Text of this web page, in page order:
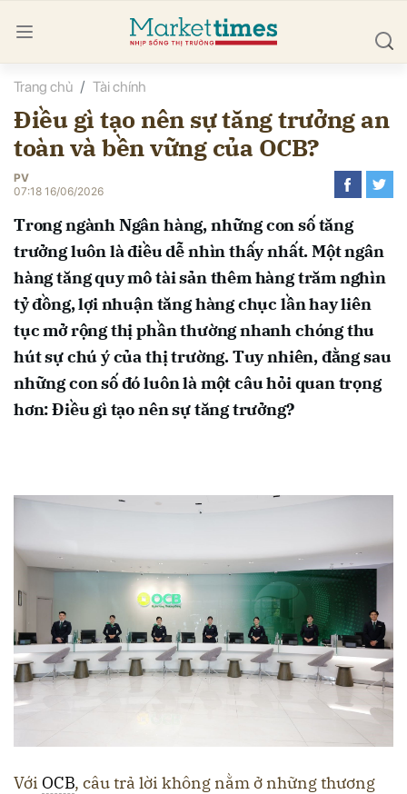
Trang chủ Tài chính
Điều gì tạo nên sự tăng trưởng an
toàn và bền vững của OCB?
PV
07:18 16/06/2026
Trong ngành Ngân hàng, những con số tăng
trưởng luôn là điều dễ nhìn thấy nhất. Một ngân
hàng tăng quy mô tài sản thêm hàng trăm nghìn
tỷ đồng, lợi nhuận tăng hàng chục lần hay liên
tục mở rộng thị phần thường nhanh chóng thu
hút sự chú ý của thị trường. Tuy nhiên, đằng sau
những con số đó luôn là một câu hỏi quan trọng
hơn: Điều gì tạo nên sự tăng trưởng?
Với OCB, câu trả lời không nằm ở những thương
luận
Hủy